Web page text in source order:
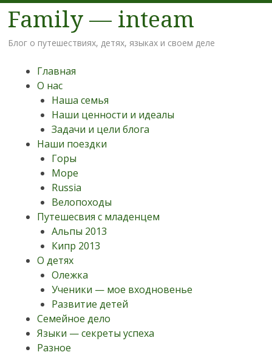
Family — inteam
Блог о путешествиях, детях, языках и своем деле
Меню
НаверхГлавная
О нас
Наша семья
Наши ценности и идеалы
Задачи и цели блога
Наши поездки
Горы
Море
Russia
Велопоходы
Путешесвия с младенцем
Альпы 2013
Кипр 2013
О детях
Олежка
Ученики — мое входновенье
Развитие детей
Семейное дело
Языки — секреты успеха
Разное